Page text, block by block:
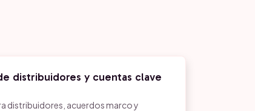
distribuidores y cuentas clave
distribuidores, acuerdos marco y